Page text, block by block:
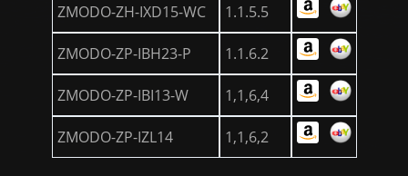
ZMODO-ZH-IXD15-WC 1.1.5.5
ZMODO-ZP-IBH23-P 1.1.6.2
ZMODO-ZP-IBI13-W 1,1,6,4
ZMODO-ZP-IZL14 1,1,6,2